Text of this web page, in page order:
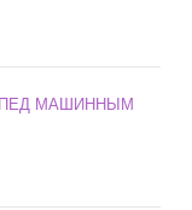
МАШИННЫМ